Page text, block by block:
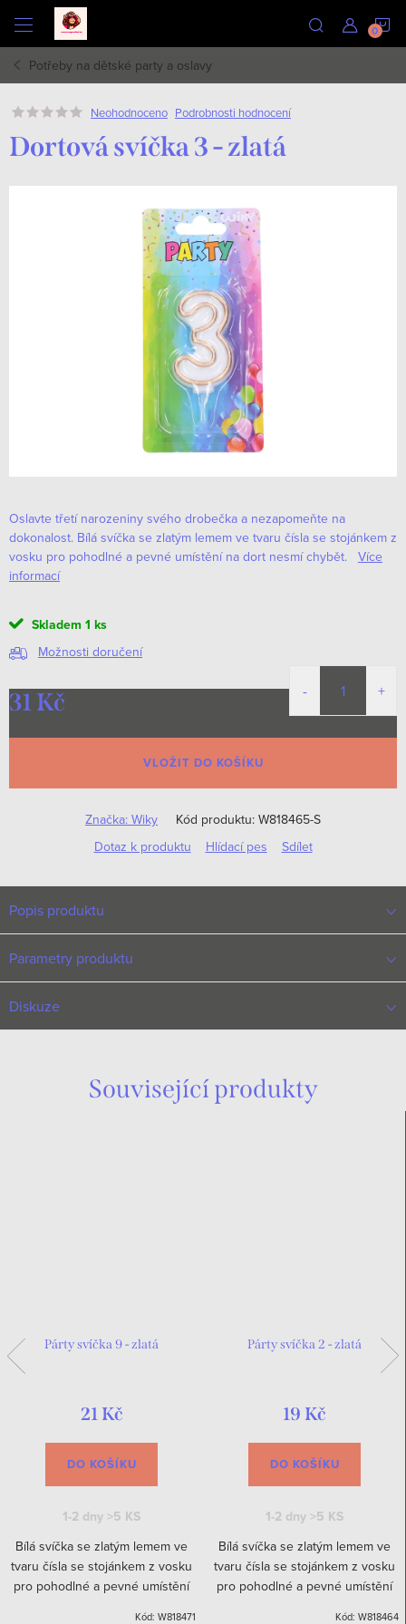
obsah
Potřeby na dětské party a oslavy
Neohodnoceno Podrobnosti hodnocení
Dortová svíčka 3 - zlatá
Oslavte třetí narozeniny svého drobečka a nezapomeňte na
dokonalost. Bílá svíčka se zlatým lemem ve tvaru čísla se stojánkem z
vosku pro pohodlné a pevné umístění na dort nesmí chybět. Více
informací
Skladem 1 ks
Možnosti doručení
31 Kč
cena:
VLOŽIT DO KOŠÍKU
Značka: Wiky Kód produktu: W818465-S
Dotaz k produktu
Hlídací pes Sdílet
Popis produktu
Parametry produktu
Diskuze
Související produkty
Párty svíčka 9 - zlatá
21 Kč
DO KOŠÍKU
1-2 dny >5 KS
Bílá svíčka se zlatým lemem ve
tvaru čísla se stojánkem z vosku
pro pohodlné a pevné umístění
Kód: W818471
Párty svíčka 2 - zlatá
19 Kč
DO KOŠÍKU
1-2 dny >5 KS
Bílá svíčka se zlatým lemem ve
tvaru čísla se stojánkem z vosku
pro pohodlné a pevné umístění
Kód: W818464